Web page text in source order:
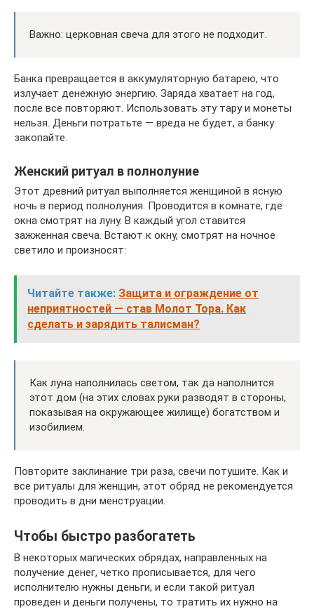
Важно: церковная свеча для этого не подходит.
Банка превращается в аккумуляторную батарею, что
излучает денежную энергию. Заряда хватает на год,
после все повторяют. Использовать эту тару и монеты
нельзя. Деньги потратьте — вреда не будет, а банку
закопайте.
Женский ритуал в полнолуние
Этот древний ритуал выполняется женщиной в ясную
ночь в период полнолуния. Проводится в комнате, где
окна смотрят на луну. В каждый угол ставится
зажженная свеча. Встают к окну, смотрят на ночное
светило и произносят:
Читайте также: Защита и ограждение от
неприятностей — став Молот Тора. Как
сделать и зарядить талисман?
Как луна наполнилась светом, так да наполнится
этот дом (на этих словах руки разводят в стороны,
показывая на окружающее жилище) богатством и
изобилием.
Повторите заклинание три раза, свечи потушите. Как и
все ритуалы для женщин, этот обряд не рекомендуется
проводить в дни менструации.
Чтобы быстро разбогатеть
В некоторых магических обрядах, направленных на
получение денег, четко прописывается, для чего
исполнителю нужны деньги, и если такой ритуал
проведен и деньги получены, то тратить их нужно на